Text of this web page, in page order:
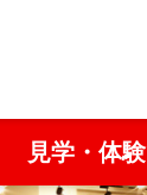
見学・体験